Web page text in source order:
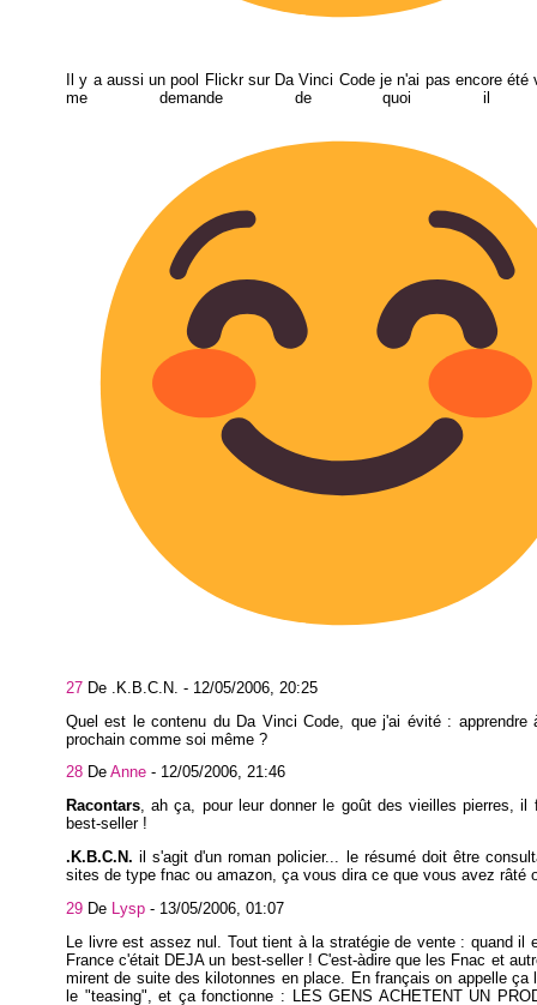
Il y a aussi un pool Flickr sur Da Vinci Code je n'ai pas encore été
me demande de quoi il
27 De .K.B.C.N. - 12/05/2006, 20:25
Quel est le contenu du Da Vinci Code, que j'ai évité : apprendre
prochain comme soi même ?
28 De Anne - 12/05/2006, 21:46
Racontars, ah ça, pour leur donner le goût des vieilles pierres, il
best-seller !
.K.B.C.N. il s'agit d'un roman policier... le résumé doit être
sites de type fnac ou amazon, ça vous dira ce que vous avez râté
29 De Lysp - 13/05/2006, 01:07
Le livre est assez nul. Tout tient à la stratégie de vente : quand il
France c'était DEJA un best-seller ! C'est-àdire que les Fnac et
mirent de suite des kilotonnes en place. En français on appelle ça
le "teasing", et ça fonctionne : LES GENS ACHETENT UN